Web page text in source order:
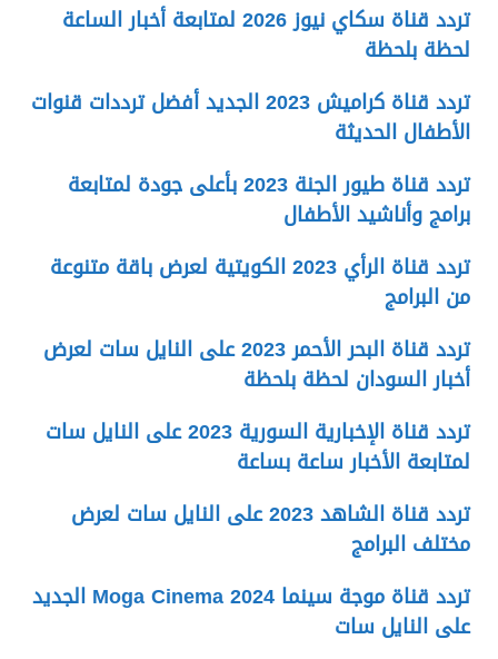
تردد قناة سكاي نيوز 2026 لمتابعة أخبار الساعة
لحظة بلحظة
تردد قناة كراميش 2023 الجديد أفضل ترددات قنوات
الأطفال الحديثة
تردد قناة طيور الجنة 2023 بأعلى جودة لمتابعة
برامج وأناشيد الأطفال
تردد قناة الرأي 2023 الكويتية لعرض باقة متنوعة
من البرامج
تردد قناة البحر الأحمر 2023 على النايل سات لعرض
أخبار السودان لحظة بلحظة
تردد قناة الإخبارية السورية 2023 على النايل سات
لمتابعة الأخبار ساعة بساعة
تردد قناة الشاهد 2023 على النايل سات لعرض
مختلف البرامج
تردد قناة موجة سينما 2024 Moga Cinema الجديد
على النايل سات